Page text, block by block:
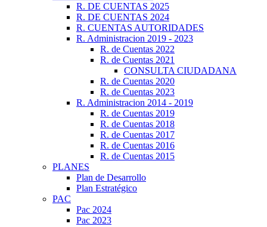
R. DE CUENTAS 2025
R. DE CUENTAS 2024
R. CUENTAS AUTORIDADES
R. Administracion 2019 - 2023
R. de Cuentas 2022
R. de Cuentas 2021
CONSULTA CIUDADANA
R. de Cuentas 2020
R. de Cuentas 2023
R. Administracion 2014 - 2019
R. de Cuentas 2019
R. de Cuentas 2018
R. de Cuentas 2017
R. de Cuentas 2016
R. de Cuentas 2015
PLANES
Plan de Desarrollo
Plan Estratégico
PAC
Pac 2024
Pac 2023